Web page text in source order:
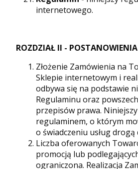
internetowego.
ROZDZIAŁ II -
Złożenie Zamówienia na
Sklepie internetowym i
odbywa się na podstawie
Regulaminu oraz
przepisów prawa.
regulaminem, o którym
o świadczeniu usług
Liczba oferowanych
promocją lub
ograniczona. Realizacja